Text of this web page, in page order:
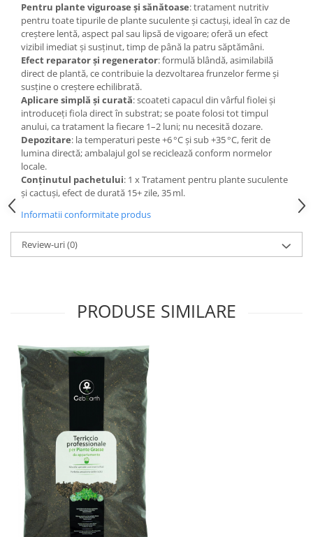
Pentru plante viguroase și sănătoase: tratament nutritiv
pentru toate tipurile de plante suculente și cactuși, ideal în caz de
creștere lentă, aspect pal sau lipsă de vigoare; oferă un efect
vizibil imediat și susținut, timp de până la patru săptămâni.
Efect reparator și regenerator: formulă blândă, asimilabilă
direct de plantă, ce contribuie la dezvoltarea frunzelor ferme și
susține o creștere echilibrată.
Aplicare simplă și curată: scoateti capacul din vârful fiolei și
introduceți fiola direct în substrat; se poate folosi tot timpul
anului, ca tratament la fiecare 1–2 luni; nu necesită dozare.
Depozitare: la temperaturi peste +6 °C și sub +35 °C, ferit de
lumina directă; ambalajul gol se reciclează conform normelor
locale.
Conținutul pachetului: 1 x Tratament pentru plante suculente
și cactuși, efect de durată 15+ zile, 35 ml.
Informatii conformitate produs
Review-uri(0)
PRODUSE SIMILARE